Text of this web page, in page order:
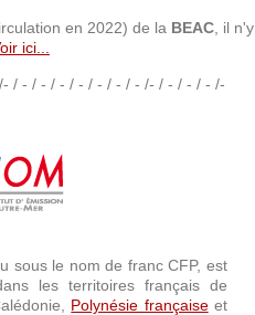
en 2022) de la BEAC , il
ici...
/ - / - / - / - / - / - / - /- / - / - / - /-
sous le nom de franc CFP, est
les territoires français de
Polynésie françaiseet